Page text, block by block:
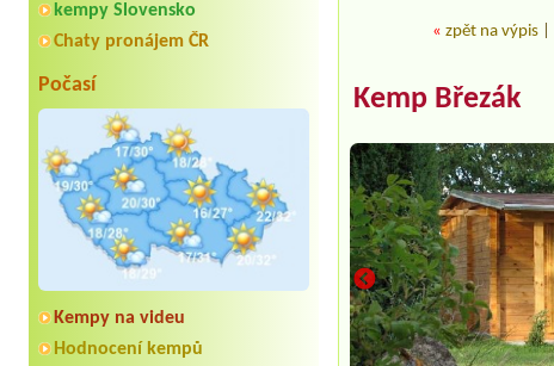
kempy Slovensko
Chaty pronájem ČR
Počasí
Kempy na videu
Hodnocení kempů
«zpět na výpis
Kemp Březák